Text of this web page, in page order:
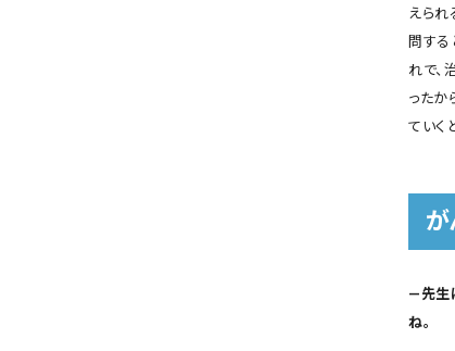
えられ
問する
れで、
ったか
ていく
が
―先生
ね。